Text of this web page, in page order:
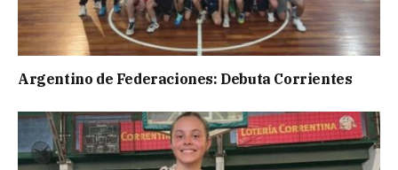
Argentino de Federaciones: Debuta Corrientes